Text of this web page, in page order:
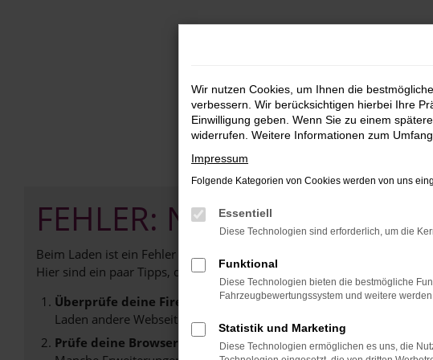
FEHLER: NETWORK ERROR
Beim Laden ist ein Fehler aufgetreten.
Hier sind ein paar Tipps, die dir helfen können:
Überprüfe deine Firewall und deine Internetverbindung.
Laden andere Webseiten, zum Beispiel deine Suchmaschine?
Prüfe deine Browsererweiterungen.
Wir nutzen Cookies, um Ihnen die
verbessern. Wir berücksichtigen hierbei Ihre
Einwilligung geben. Wenn Sie zu einem
widerrufen. Weitere Informationen zum
Impressum
Folgende Kategorien von Cookies werden von uns
Essentiell
Diese Technologien sind erforderlich, um die
Funktional
Diese Technologien bieten die bestmögliche
Fahrzeugbewertungssystem und weitere
Statistik und Marketing
Diese Technologien ermöglichen es uns, die